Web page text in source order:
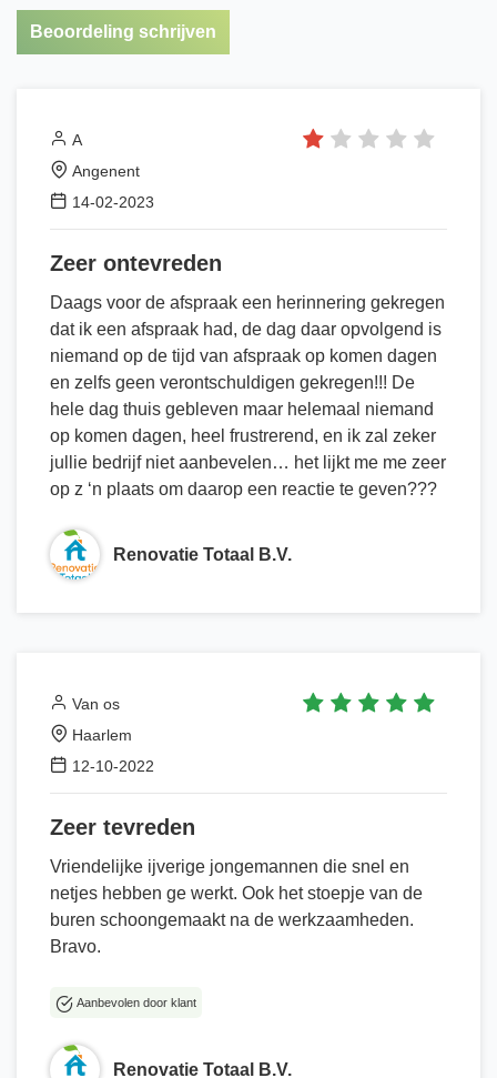
Beoordeling schrijven
A
Angenent
14-02-2023
Zeer ontevreden
Daags voor de afspraak een herinnering gekregen
dat ik een afspraak had, de dag daar opvolgend is
niemand op de tijd van afspraak op komen dagen
en zelfs geen verontschuldigen gekregen!!! De
hele dag thuis gebleven maar helemaal niemand
op komen dagen, heel frustrerend, en ik zal zeker
jullie bedrijf niet aanbevelen… het lijkt me me zeer
op z ‘n plaats om daarop een reactie te geven???
Renovatie Totaal B.V.
Van os
Haarlem
12-10-2022
Zeer tevreden
Vriendelijke ijverige jongemannen die snel en
netjes hebben ge werkt. Ook het stoepje van de
buren schoongemaakt na de werkzaamheden.
Bravo.
Renovatie Totaal B.V.
Aanbevolen door klant